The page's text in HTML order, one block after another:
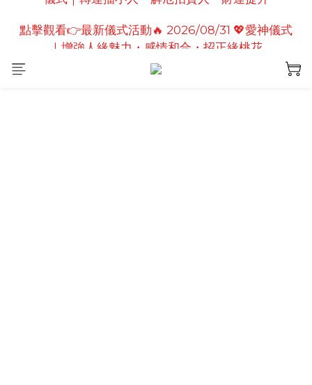
情定善緣桃花燈｜泰國高僧祈願點燈儀式
｜增強人緣魅力・感情和合・招正緣桃花
點擊觀看👉最新儀式活動🔥2026/08/19 💗2026七夕